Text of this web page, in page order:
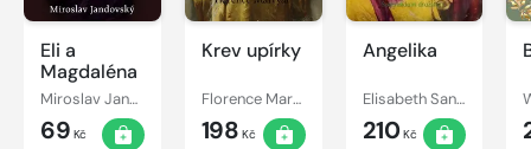
Eli a
Magdaléna
Miroslav Jandovský
69 Kč
Krev upírky
Florence Marryat
198 Kč
Angelika
Elisabeth Sanxay Holding
210Kč